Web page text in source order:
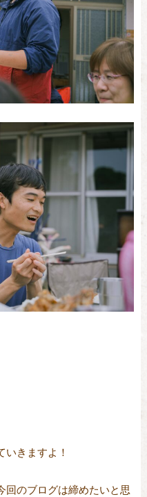
いきますよ！
回のブログは締めたいと思